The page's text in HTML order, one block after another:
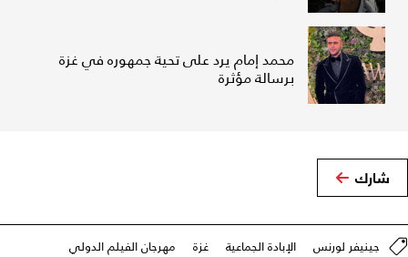
محمد إمام يرد على تحية جمهوره في غزة
برسالة مؤثرة
شارك
جينيفر لورنس الإبادة الجماعية غزة
مهرجان الفيلم الدولي